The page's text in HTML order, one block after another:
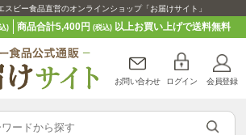
スビー食品直営のオンラインショップ「お届けサイト」
) 商品合計5,400円 (税込)以上お買い上げで送料無料
お問い合わせ ログイン 会員登録